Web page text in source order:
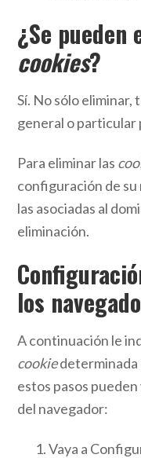
¿Se
cookies?
Sí. No sólo eliminar,
general o particular
Para eliminar las
configuración de su
las asociadas al
eliminación.
los
A continuación le
cookiedeterminada
estos pasos
del navegador:
Vaya a